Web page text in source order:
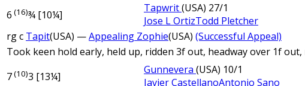
6 (16)¾ [10¼]
Tapwrit(USA) 27/1
Jose L OrtizTodd Pletcher
rg c Tapit(USA) —Appealing Zophie(USA) (Successful Appeal)
Took keen hold early, held up, ridden 3f out, headway over 1f
7(10)3 [13¼]
Gunnevera (USA) 10/1
Javier CastellanoAntonio Sano